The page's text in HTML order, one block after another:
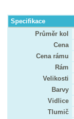
Specifikace
Průměr kol
Cena
Cena rámu
Rám
Velikosti
Barvy
Vidlice
Tlumič